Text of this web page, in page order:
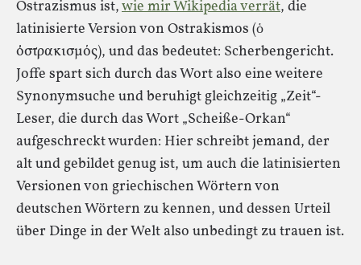
Ostrazismus ist,wie mir Wikipedia verrät, die
latinisierte Version von Ostrakismos (ὁ
ὀστρακισμός), und das bedeutet: Scherbengericht.
Joffe spart sich durch das Wort also eine weitere
Synonymsuche und beruhigt gleichzeitig „Zeit“-
Leser, die durch das Wort „Scheiße-Orkan“
aufgeschreckt wurden: Hier schreibt jemand, der
alt und gebildet genug ist, um auch die latinisierten
Versionen von griechischen Wörtern von
deutschen Wörtern zu kennen, und dessen Urteil
über Dinge in der Welt also unbedingt zu trauen ist.